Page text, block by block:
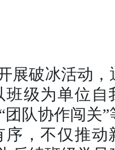
展破冰活动，
级为单位自
队协作闯关”
，不仅推动